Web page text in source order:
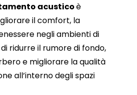
acusticoè
il comfort, la
negli ambienti di
ridurre il rumore di fondo,
e migliorare la qualità
all’interno degli spazi